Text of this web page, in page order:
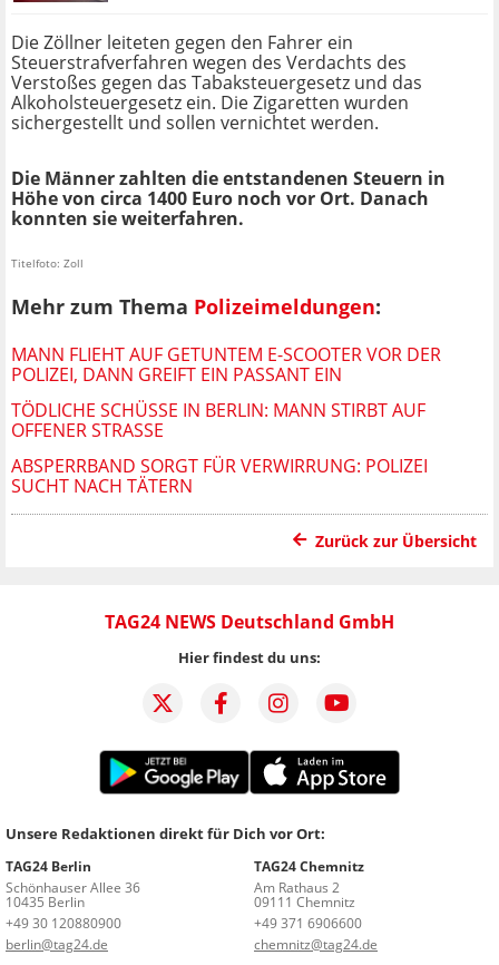
Die Zöllner leiteten gegen den Fahrer ein
Steuerstrafverfahren wegen des Verdachts des
Verstoßes gegen das Tabaksteuergesetz und das
Alkoholsteuergesetz ein. Die Zigaretten wurden
sichergestellt und sollen vernichtet werden.
Die Männer zahlten die entstandenen Steuern in
Höhe von circa 1400 Euro noch vor Ort. Danach
konnten sie weiterfahren.
Titelfoto: Zoll
Mehr zum Thema Polizeimeldungen:
MANN FLIEHT AUF GETUNTEM E-SCOOTER VOR DER
POLIZEI, DANN GREIFT EIN PASSANT EIN
TÖDLICHE SCHÜSSE IN BERLIN: MANN STIRBT AUF
OFFENER STRASSE
ABSPERRBAND SORGT FÜR VERWIRRUNG: POLIZEI
SUCHT NACH TÄTERN
Zurück zur Übersicht
TAG24 NEWS Deutschland GmbH
Hier findest du uns:
Unsere Redaktionen direkt für Dich vor Ort:
TAG24 Berlin
Schönhauser Allee 36
10435 Berlin
+49 30 120880900
berlin@tag24.de
TAG24 Chemnitz
Am Rathaus 2
09111 Chemnitz
+49 371 6906600
chemnitz@tag24.de